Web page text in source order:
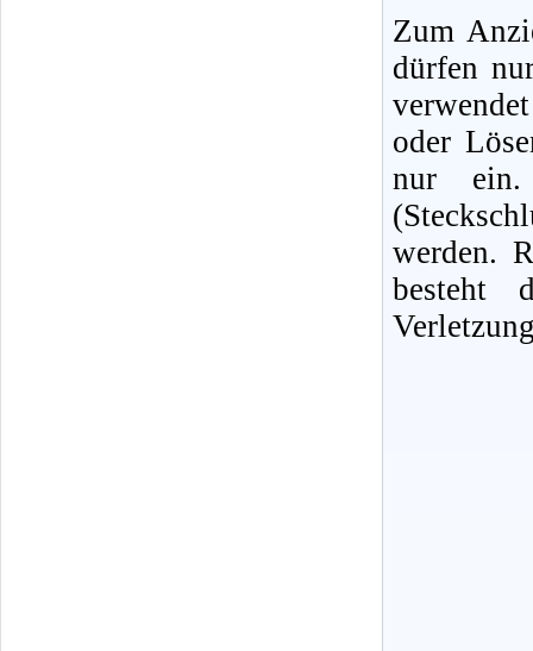
Zum
dürfen
oder
nur ein.
werden.
besteht